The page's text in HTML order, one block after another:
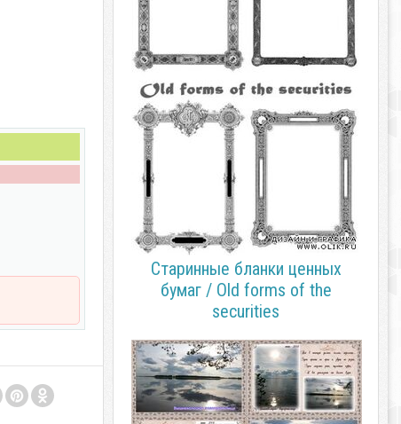
Старинные бланки ценных
бумаг / Old forms of the
securities